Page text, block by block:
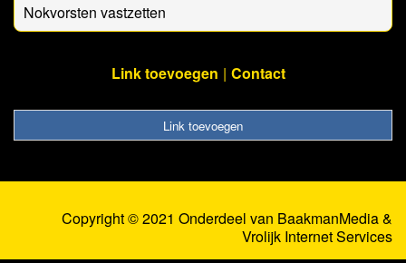
Nokvorsten vastzetten
Link toevoegen Contact
Link toevoegen
Copyright © 2021 Onderdeel van BaakmanMedia&
Vrolijk Internet Services